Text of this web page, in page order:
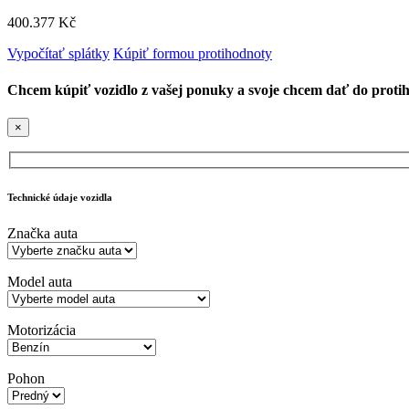
400.377 Kč
Vypočítať splátky Kúpiť formou protihodnoty
Chcem kúpiť vozidlo z vašej ponuky a svoje chcem dať do
×
Technické údaje vozidla
Značka auta
Model auta
Motorizácia
Pohon